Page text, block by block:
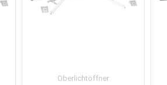
Oberlichtöffner